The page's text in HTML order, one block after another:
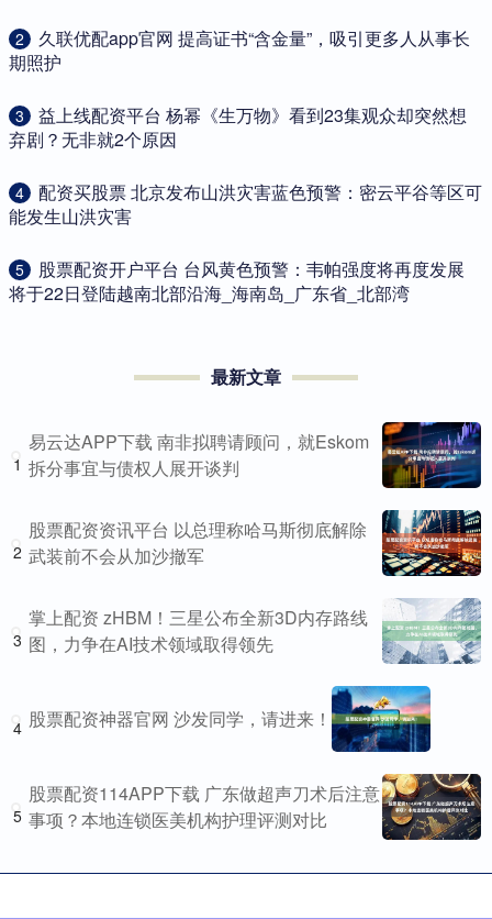
2
​久联优配app官网 提高证书“含金量”，吸引更多人从事长
期照护
3
​益上线配资平台 杨幂《生万物》看到23集观众却突然想
弃剧？无非就2个原因
4
​配资买股票 北京发布山洪灾害蓝色预警：密云平谷等区可
能发生山洪灾害
5
​股票配资开户平台 台风黄色预警：韦帕强度将再度发展
将于22日登陆越南北部沿海_海南岛_广东省_北部湾
最新文章
1
易云达APP下载 南非拟聘请顾问，就Eskom
拆分事宜与债权人展开谈判
2
股票配资资讯平台 以总理称哈马斯彻底解除
武装前不会从加沙撤军
3
掌上配资 zHBM！三星公布全新3D内存路线
图，力争在AI技术领域取得领先
4 股票配资神器官网 沙发同学，请进来！
5
股票配资114APP下载 广东做超声刀术后注意
事项？本地连锁医美机构护理评测对比